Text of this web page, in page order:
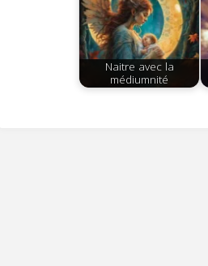
Naitre avec la
médiumnité